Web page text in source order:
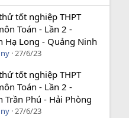
tốt nghiệp THPT
Toán - Lần 2 -
Hạ Long - Quảng Ninh
27/6/23
tốt nghiệp THPT
Toán - Lần 2 -
Trần Phú - Hải Phòng
27/6/23